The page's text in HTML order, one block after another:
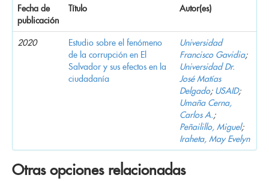
Fecha de
publicación
Título Autor(es)
2020
Estudio sobre el fenómeno
de la corrupción en El
Salvador y sus efectos en la
ciudadanía
Universidad
Francisco Gavidia;
Universidad Dr.
José Matías
Delgado; USAID;
Umaña Cerna,
Carlos A.;
Peñailillo, Miguel;
Iraheta, May Evelyn
Otras opciones relacionadas